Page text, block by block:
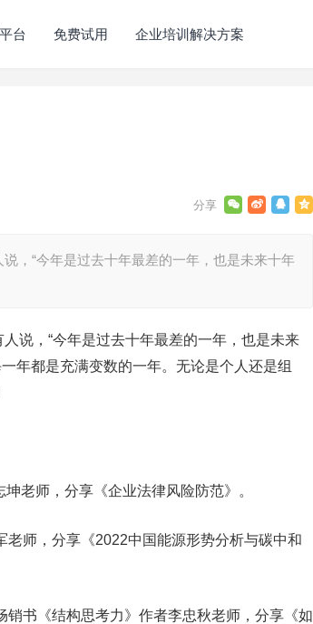
台 免费试用 企业培训解决方案
，“今年是过去十年最差的一年，也是未来十年
说，“今年是过去十年最差的一年，也是未来
年都是充满变数的一年。无论是个人还是组
老师，分享《企业法律风险防范》。
师，分享《2022中国能源形势分析与碳中和
书《结构思考力》作者李忠秋老师，分享《如